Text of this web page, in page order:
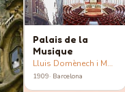
Palais de la
Musique
Lluis Domènech i Montaner
1909· Barcelona